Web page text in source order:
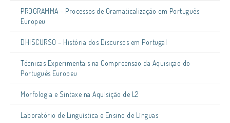
PROGRAMMA – Processos de Gramaticalização em Português
Europeu
DHISCURSO – História dos Discursos em Portugal
Técnicas Experimentais na Compreensão da Aquisição do
Português Europeu
Morfologia e Sintaxe na Aquisição de L2
Laboratório de Linguística e Ensino de Línguas